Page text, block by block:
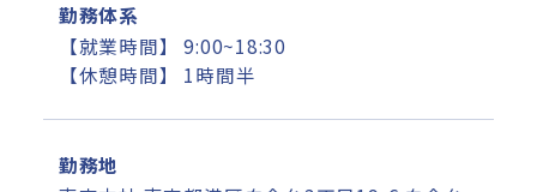
勤務体系
【就業時間】 9:00~18:30
【休憩時間】 1時間半
勤務地